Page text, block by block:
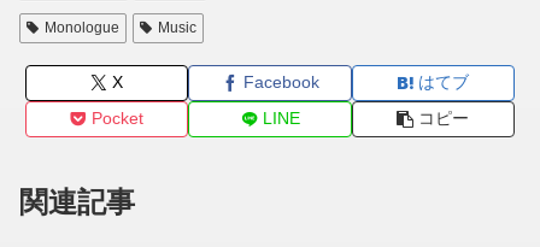
Monologue Music
X Facebook
はてブ
Pocket
LINE コピー
関連記事